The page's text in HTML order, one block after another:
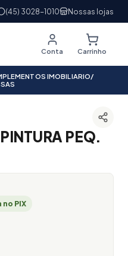
(45) 3028-1010 Nossas lojas
Conta Carrinho
IMOBILIARIO/
PEQ.
no PIX